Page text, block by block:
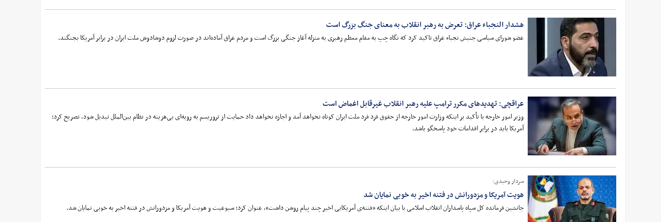
هشدار النجباء عراق: تعرض به رهبر انقلاب به معنای جنگ بزرگ است
عضو شورای سیاسی جنبش نجباء عراق تاکید کرد که نگاه چپ به مقام معظم رهبری به منزله آغاز جنگی بزرگ است و مردم عراق آماده‌اند در صورت لزوم دوشادوش ملت ایران در برابر آمریکا بجنگند.
عراقچی: تهدیدهای مکرر ترامپ علیه رهبر انقلاب غیرقابل اغماض است
وزیر امور خارجه با تأکید بر اینکه وزارت امور خارجه از حقوق فرد فرد ملت ایران کوتاه نخواهد آمد و اجازه نخواهد داد حمایت از تروریسم به رویه‌ای بی‌هزینه در نظام بین‌الملل تبدیل شود، تصریح کرد:
آمریکا باید در برابر اقدامات خود پاسخگو باشد.
سردار وحیدی:
هویت آمریکا و مزدورانش در فتنه اخیر به خوبی نمایان شد
جانشین فرمانده کل سپاه پاسداران انقلاب اسلامی با بیان اینکه «فتنه‌ی آمریکایی اخیر چند پیام روشن داشت»، عنوان کرد: سبوعیت و هویت آمریکا و مزدورانش در فتنه اخیر به خوبی نمایان شد.